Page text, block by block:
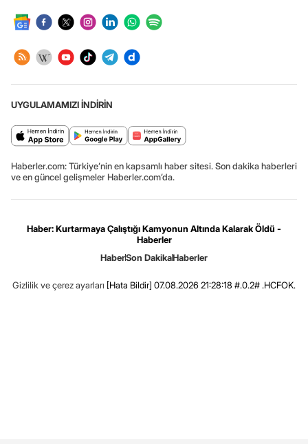
UYGULAMAMIZI İNDİRİN
Haberler.com: Türkiye’nin en kapsamlı haber sitesi. Son dakika haberleri
ve en güncel gelişmeler Haberler.com’da.
Haber: Kurtarmaya Çalıştığı Kamyonun Altında Kalarak Öldü -
Haberler
HaberSon DakikaHaberler
Gizlilik ve çerez ayarları [Hata Bildir] 07.08.2026 21:28:18 #.0.2# .HCFOK.